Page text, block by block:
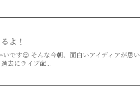
よ！
です😌 そんな今朝、面白いアイディアが思い
去にライブ配...